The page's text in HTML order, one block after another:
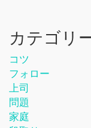
カテゴリ
コツ
フォロー
上司
問題
家庭